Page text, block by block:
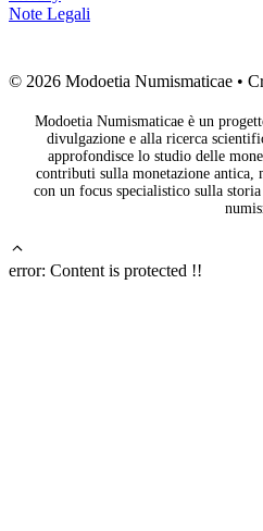
Note Legali
© 2026 Modoetia Numismaticae •
Modoetia Numismaticae è un
divulgazione e alla ricerca
approfondisce lo studio delle
contributi sulla monetazione antica,
con un focus specialistico sulla
error: Content is protected !!